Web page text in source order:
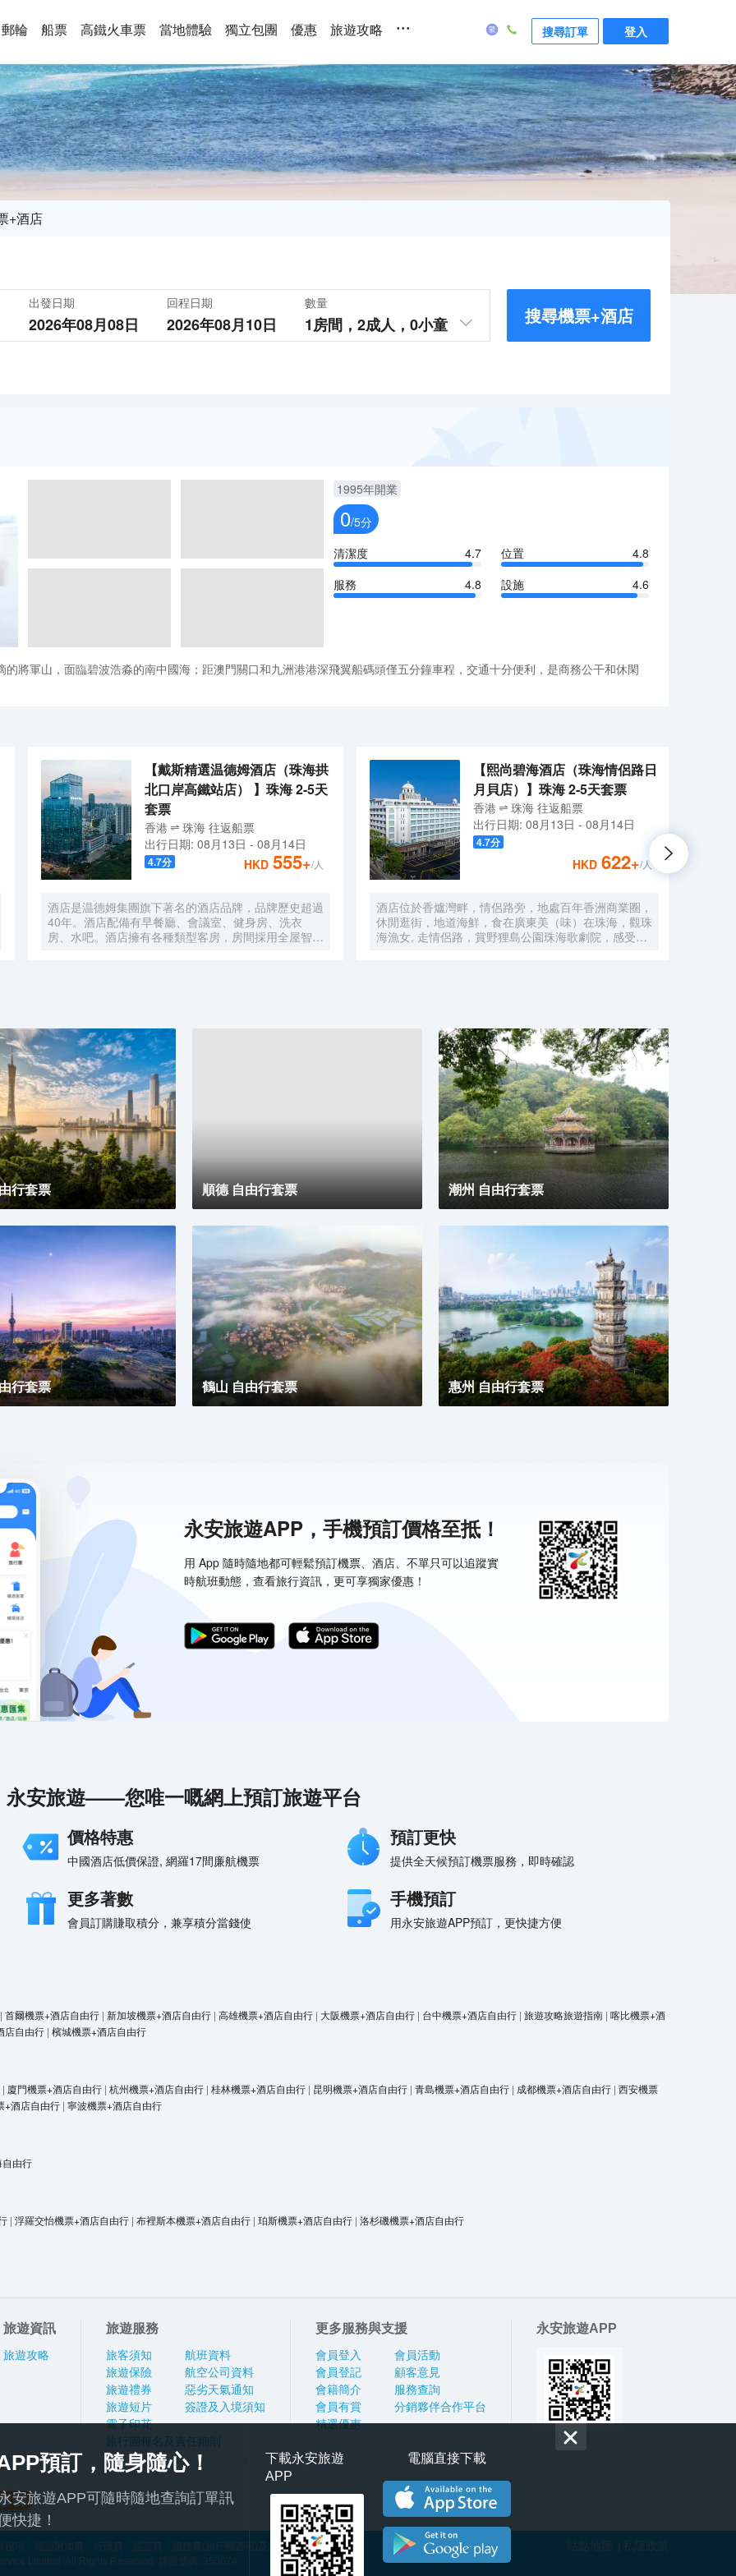
郵輪 船票 高鐵火車票 當地體驗 獨立包團 優惠 旅遊攻略 ... 搜尋訂單 登入
+酒店
出發日期
2026年08月08日
回程日期
2026年08月10日
數量
1房間， 2成人， 0小童 搜尋機票+酒店
1995年開業
0/5分
清潔度
4.7 位置
4.8
服務
4.8 設施 4.6
將軍山，面臨碧波浩淼的南中國海；距澳門關口和九洲港港深飛翼船碼頭僅五分鐘車程，交通十分便利，是商務公干和休閑
【戴斯精選温德姆酒店（珠海拱
北口岸高鐵站店） 】珠海 2-5天
套票
香港 珠海 往返船票
出行日期: 08月13日 - 08月14日
4.7分 HKD 555+/人
酒店是温德姆集團旗下著名的酒店品牌，品牌歷史超過
40年。酒店配備有早餐廳、會議室、健身房、洗衣
房、水吧。酒店擁有各種類型客房，房間採用全屋智能
斯精選温德姆酒店歡迎您的到來！
【熙尚碧海酒店（珠海情侶路日
月貝店）】珠海 2-5天套票
香港 珠海 往返船票
出行日期: 08月13日 - 08月14日
4.7分
HKD 622+/人
酒店位於香爐灣畔，情侶路旁，地處百年香洲商業圈，
休閒逛街，地道海鮮，食在廣東美（味）在珠海，觀珠
海漁女, 走情侶路，賞野狸島公園珠海歌劇院，感受自
前後50米公交線路覆蓋全珠海。 酒店傾力打造“寬敞高
雅空間”優質床品衞浴，完備設施服務，為您提供優質
的住宿服務 酒店中央空調冷暖可調，特色落地窗直觀
海景和海霞公園，欣賞東方海上日出，港珠澳大橋。中
西結合的自助早餐，配以廣東特色，一天的愉快從豐富
營養的早餐開始。
行套票 順德 自由行套票 潮州 自由行套票
行套票 鶴山 自由行套票 惠州 自由行套票
永安旅遊APP，手機預訂價格至抵！
用 App 隨時隨地都可輕鬆預訂機票、酒店、不單只可以追蹤實
時航班動態，查看旅行資訊，更可享獨家優惠！
永安旅遊——您唯一嘅網上預訂旅遊平台
價格特惠
中國酒店低價保證, 網羅17間廉航機票
預訂更快
提供全天候預訂機票服務，即時確認
更多著數
會員訂購賺取積分，兼享積分當錢使
手機預訂
用永安旅遊APP預訂，更快捷方便
首爾機票+酒店自由行 | 新加坡機票+酒店自由行 | 高雄機票+酒店自由行 | 大阪機票+酒店自由行 | 台中機票+酒店自由行 | 旅遊攻略旅遊指南 | 喀比機票+酒
店自由行 | 檳城機票+酒店自由行
| 廈門機票+酒店自由行 | 杭州機票+酒店自由行 | 桂林機票+酒店自由行 | 昆明機票+酒店自由行 | 青島機票+酒店自由行 | 成都機票+酒店自由行 | 西安機票
+酒店自由行 | 寧波機票+酒店自由行
自由行
| 浮羅交怡機票+酒店自由行 | 布裡斯本機票+酒店自由行 | 珀斯機票+酒店自由行 | 洛杉磯機票+酒店自由行
旅遊資訊
旅遊攻略
旅遊服務
旅客須知
旅遊保險
旅遊禮券
旅遊短片
電子印花
航班資料
航空公司資料
惡劣天氣通知
簽證及入境須知
旅行團報名及責任細則
更多服務與支援
會員登入
會員登記
會籍簡介
會員有賞
精選優惠
會員活動
顧客意見
服務查詢
分銷夥伴合作平台
永安旅遊APP
項、燃油附加費、行政費、簽証費、服務費(旅行團適用)及其他應繳費用
預訂，隨身隨心！
安旅遊APP可隨時隨地查詢訂單訊
快捷！
下載永安旅遊
APP
電腦直接下載